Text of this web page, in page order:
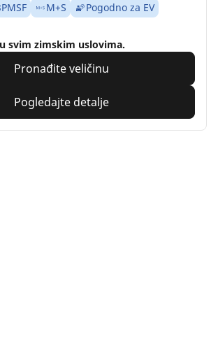
M+S
Pogodno za EV
svim zimskim uslovima.
Pronađite veličinu
Pogledajte detalje